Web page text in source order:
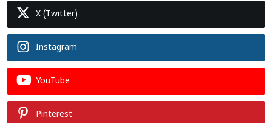
X (Twitter)
Instagram
YouTube
Pinterest